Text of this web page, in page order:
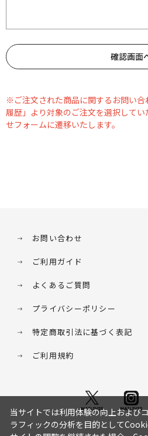
※ご注文された商品に関するお問い
履歴」より対象のご注文を選択して
せフォームに遷移いたします。
お問い合わせ
ご利用ガイド
よくあるご質問
プライバシーポリシー
特定商取引法に基づく表記
ご利用規約
当サイトでは利用体験の向上および
ラフィックの分析を目的として